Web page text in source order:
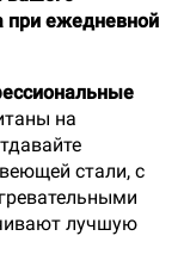
при ежедневной
на
стали, с
лучшую